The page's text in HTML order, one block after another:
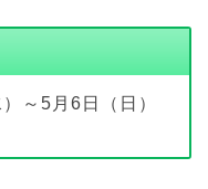
～5月6日（日）